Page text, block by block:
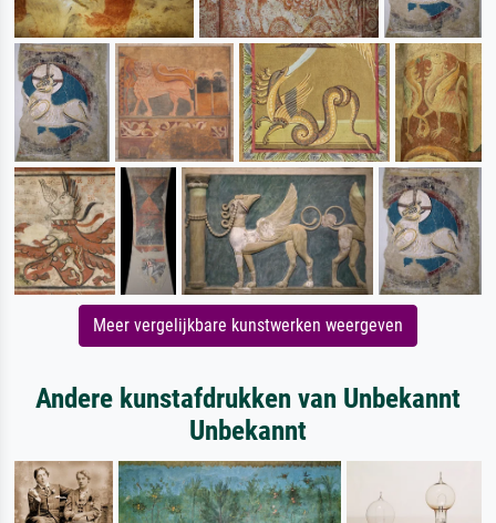
Meer vergelijkbare kunstwerken weergeven
Andere kunstafdrukken van Unbekannt
Unbekannt